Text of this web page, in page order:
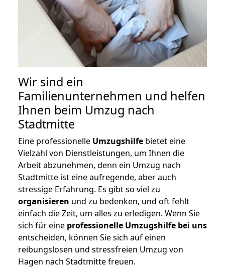
Wir sind ein
Familienunternehmen und helfen
Ihnen beim Umzug nach
Stadtmitte
Eine professionelle Umzugshilfe bietet eine
Vielzahl von Dienstleistungen, um Ihnen die
Arbeit abzunehmen, denn ein Umzug nach
Stadtmitte ist eine aufregende, aber auch
stressige Erfahrung. Es gibt so viel zu
organisieren und zu bedenken, und oft fehlt
einfach die Zeit, um alles zu erledigen. Wenn Sie
sich für eine professionelle Umzugshilfe bei uns
entscheiden, können Sie sich auf einen
reibungslosen und stressfreien Umzug von
Hagen nach Stadtmitte freuen.